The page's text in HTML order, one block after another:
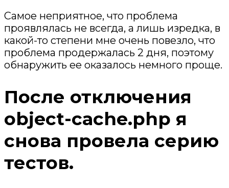
Самое неприятное, что проблема
проявлялась не всегда, а лишь изредка, в
какой-то степени мне очень повезло, что
проблема продержалась 2 дня, поэтому
обнаружить ее оказалось немного проще.
После отключения
object-cache.php я
снова провела серию
тестов.